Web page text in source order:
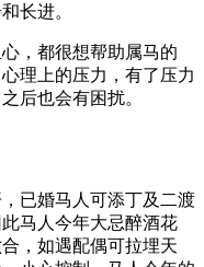
长进。
，都很想帮助属马的
理上的压力，有了压力
后也会有困扰。
已婚马人可添丁及二渡
马人今年大忌醉酒花
，如遇配偶可拉埋天